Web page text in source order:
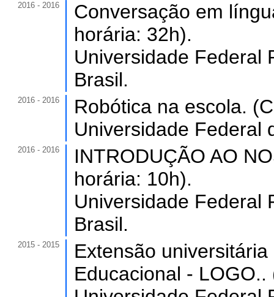
2016 - 2016
Conversação em
horária: 32h).
Universidade Federal
Brasil.
2016 - 2016
Robótica na escola.
Universidade Federal
2016 - 2016
INTRODUÇÃO AO
horária: 10h).
Universidade Federal
Brasil.
2015 - 2015
Extensão
Educacional -